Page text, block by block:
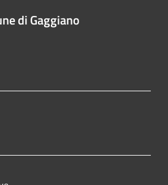
di Gaggiano